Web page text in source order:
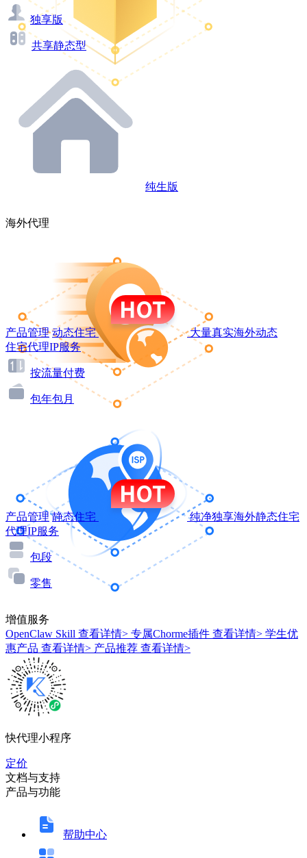
独享版
共享静态型
纯生版
海外代理
产品管理 动态住宅
大量真实海外动态
住宅代理IP服务
按流量付费
包年包月
产品管理 静态住宅
纯净独享海外静态住宅
代理IP服务
包段
零售
增值服务
OpenClaw Skill 查看详情> 专属Chorme插件 查看详情> 学生优
惠产品 查看详情> 产品推荐 查看详情>
快代理小程序
定价
文档与支持
产品与功能
帮助中心